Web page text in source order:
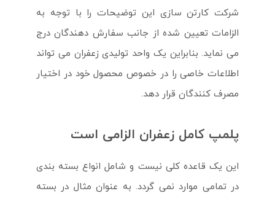
شرکت کارتن سازی این توضیحات را با توجه به
الزامات تعیین شده از جانب سفارش دهندگان درج
می نماید. بنابراین یک واحد تولیدی زعفران می تواند
اطلاعات خاصی را در خصوص محصول خود در اختیار
مصرف کنندگان قرار دهد.
پلمپ کامل زعفران الزامی است
این یک قاعده کلی نیست و شامل انواع بسته بندی
در تمامی موارد نمی گردد. به عنوان مثال در بسته